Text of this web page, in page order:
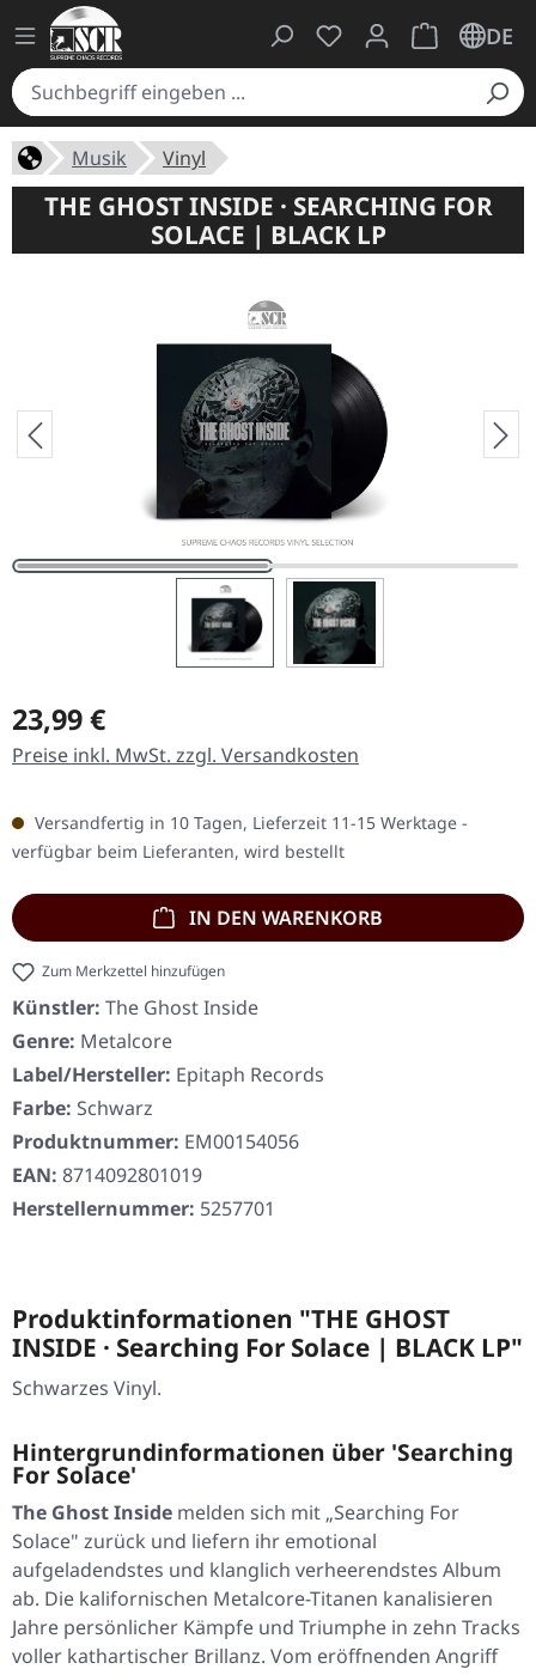
Du hast 0 Produkte
Warenkorb
DE
Musik Vinyl
THE GHOST INSIDE · SEARCHING FOR
SOLACE | BLACK LP
Regulärer Preis:
23,99 €
Preise inkl. MwSt. zzgl. Versandkosten
Versandfertig in 10 Tagen, Lieferzeit 11-15 Werktage -
verfügbar beim Lieferanten, wird bestellt
IN DEN WARENKORB
Zum Merkzettel hinzufügen
Künstler: The Ghost Inside
Genre: Metalcore
Label/Hersteller: Epitaph Records
Farbe: Schwarz
Produktnummer: EM00154056
EAN: 8714092801019
Herstellernummer: 5257701
Produktinformationen "THE GHOST
INSIDE · Searching For Solace | BLACK LP"
Schwarzes Vinyl.
Hintergrundinformationen über 'Searching
For Solace'
The Ghost Inside melden sich mit „Searching For
Solace" zurück und liefern ihr emotional
aufgeladendstes und klanglich verheerendstes Album
ab. Die kalifornischen Metalcore-Titanen kanalisieren
Jahre persönlicher Kämpfe und Triumphe in zehn Tracks
voller kathartischer Brillanz. Vom eröffnenden Angriff